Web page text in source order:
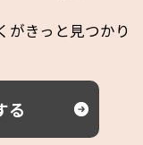
がきっと見つかり
る